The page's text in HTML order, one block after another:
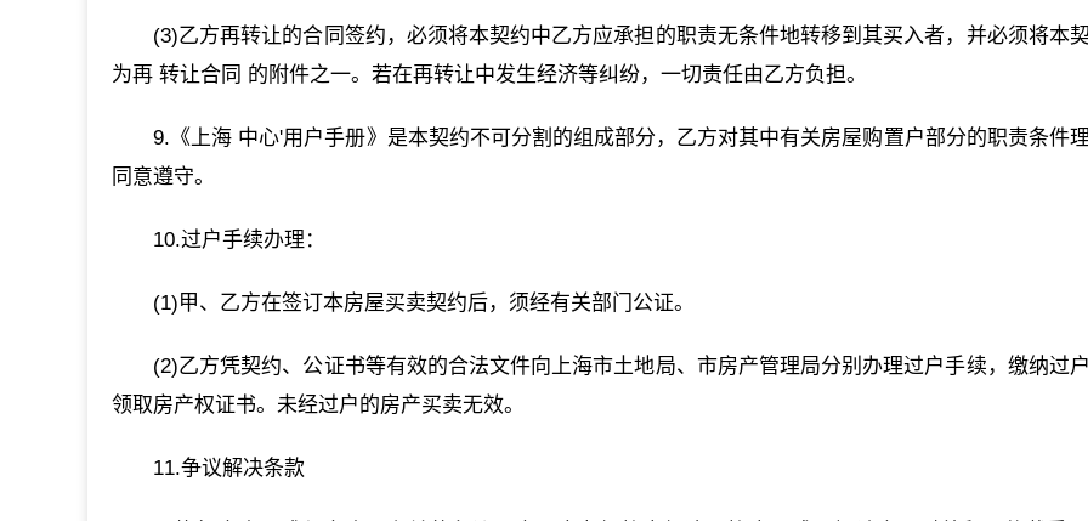
(3)乙方再转让的合同签约，必须将本契约中乙方应承担的职责无条件地转移到其买入者，并必须将本
为再 转让合同 的附件之一。若在再转让中发生经济等纠纷，一切责任由乙方负担。
9.《上海 中心'用户手册》是本契约不可分割的组成部分，乙方对其中有关房屋购置户部分的职责条件
同意遵守。
10.过户手续办理：
(1)甲、乙方在签订本房屋买卖契约后，须经有关部门公证。
(2)乙方凭契约、公证书等有效的合法文件向上海市土地局、市房产管理局分别办理过户手续，缴纳过
领取房产权证书。未经过户的房产买卖无效。
11.争议解决条款